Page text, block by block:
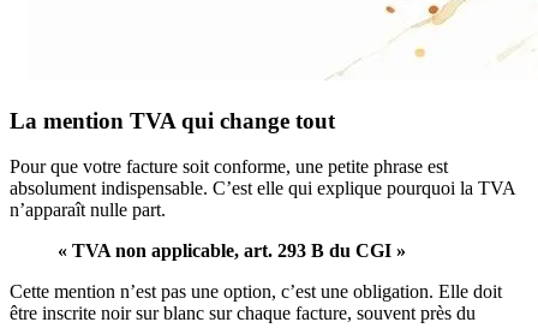
La mention TVA qui change tout
Pour que votre facture soit conforme, une petite phrase est
absolument indispensable. C’est elle qui explique pourquoi la TVA
n’apparaît nulle part.
« TVA non applicable, art. 293 B du CGI »
Cette mention n’est pas une option, c’est une obligation. Elle doit
être inscrite noir sur blanc sur chaque facture, souvent près du